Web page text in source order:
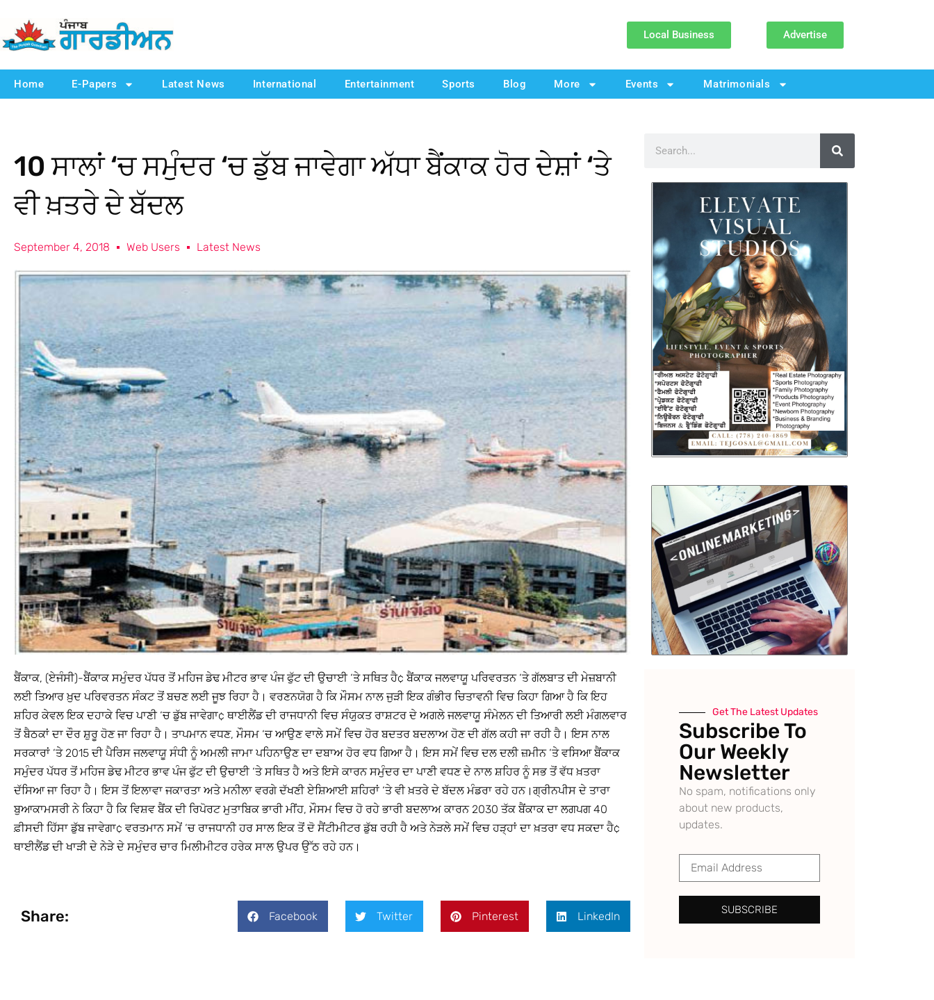
Local Business Advertise
Home E-Papers Latest News International Entertainment Sports Blog More Events Matrimonials
10 ਸਾਲਾਂ ‘ਚ ਸਮੁੰਦਰ ‘ਚ ਡੁੱਬ ਜਾਵੇਗਾ ਅੱਧਾ ਬੈਂਕਾਕ ਹੋਰ ਦੇਸ਼ਾਂ ‘ਤੇ
ਵੀ ਖ਼ਤਰੇ ਦੇ ਬੱਦਲ
September 4, 2018 Web Users Latest News
ਬੈਂਕਾਕ, (ਏਜੰਸੀ)-ਬੈਂਕਾਕ ਸਮੁੰਦਰ ਪੱਧਰ ਤੋਂ ਮਹਿਜ ਡੇਢ ਮੀਟਰ ਭਾਵ ਪੰਜ ਫੁੱਟ ਦੀ ਉਚਾਈ ‘ਤੇ ਸਥਿਤ ਹੈ¢ ਬੈਂਕਾਕ ਜਲਵਾਯੂ ਪਰਿਵਰਤਨ ‘ਤੇ ਗੱਲਬਾਤ ਦੀ ਮੇਜ਼ਬਾਨੀ
ਲਈ ਤਿਆਰ ਖ਼ੁਦ ਪਰਿਵਰਤਨ ਸੰਕਟ ਤੋਂ ਬਚਣ ਲਈ ਜੂਝ ਰਿਹਾ ਹੈ। ਵਰਣਨਯੋਗ ਹੈ ਕਿ ਮੌਸਮ ਨਾਲ ਜੁੜੀ ਇਕ ਗੰਭੀਰ ਚਿਤਾਵਨੀ ਵਿਚ ਕਿਹਾ ਗਿਆ ਹੈ ਕਿ ਇਹ
ਸ਼ਹਿਰ ਕੇਵਲ ਇਕ ਦਹਾਕੇ ਵਿਚ ਪਾਣੀ ‘ਚ ਡੁੱਬ ਜਾਵੇਗਾ¢ ਥਾਈਲੈਂਡ ਦੀ ਰਾਜਧਾਨੀ ਵਿਚ ਸੰਯੁਕਤ ਰਾਸ਼ਟਰ ਦੇ ਅਗਲੇ ਜਲਵਾਯੂ ਸੰਮੇਲਨ ਦੀ ਤਿਆਰੀ ਲਈ ਮੰਗਲਵਾਰ
ਤੋਂ ਬੈਠਕਾਂ ਦਾ ਦੌਰ ਸ਼ੁਰੂ ਹੋਣ ਜਾ ਰਿਹਾ ਹੈ। ਤਾਪਮਾਨ ਵਧਣ, ਮੌਸਮ ‘ਚ ਆਉਣ ਵਾਲੇ ਸਮੇਂ ਵਿਚ ਹੋਰ ਬਦਤਰ ਬਦਲਾਅ ਹੋਣ ਦੀ ਗੱਲ ਕਹੀ ਜਾ ਰਹੀ ਹੈ। ਇਸ ਨਾਲ
ਸਰਕਾਰਾਂ ‘ਤੇ 2015 ਦੀ ਪੈਰਿਸ ਜਲਵਾਯੂ ਸੰਧੀ ਨੂੰ ਅਮਲੀ ਜਾਮਾ ਪਹਿਨਾਉਣ ਦਾ ਦਬਾਅ ਹੋਰ ਵਧ ਗਿਆ ਹੈ। ਇਸ ਸਮੇਂ ਵਿਚ ਦਲ ਦਲੀ ਜ਼ਮੀਨ ‘ਤੇ ਵਸਿਆ ਬੈਂਕਾਕ
ਸਮੁੰਦਰ ਪੱਧਰ ਤੋਂ ਮਹਿਜ ਡੇਢ ਮੀਟਰ ਭਾਵ ਪੰਜ ਫੁੱਟ ਦੀ ਉਚਾਈ ‘ਤੇ ਸਥਿਤ ਹੈ ਅਤੇ ਇਸੇ ਕਾਰਨ ਸਮੁੰਦਰ ਦਾ ਪਾਣੀ ਵਧਣ ਦੇ ਨਾਲ ਸ਼ਹਿਰ ਨੂੰ ਸਭ ਤੋਂ ਵੱਧ ਖ਼ਤਰਾ
ਦੱਸਿਆ ਜਾ ਰਿਹਾ ਹੈ। ਇਸ ਤੋਂ ਇਲਾਵਾ ਜਕਾਰਤਾ ਅਤੇ ਮਨੀਲਾ ਵਰਗੇ ਦੱਖਣੀ ਏਸ਼ਿਆਈ ਸ਼ਹਿਰਾਂ ‘ਤੇ ਵੀ ਖ਼ਤਰੇ ਦੇ ਬੱਦਲ ਮੰਡਰਾ ਰਹੇ ਹਨ।ਗ੍ਰੀਨਪੀਸ ਦੇ ਤਾਰਾ
ਬੁਆਕਾਮਸਰੀ ਨੇ ਕਿਹਾ ਹੈ ਕਿ ਵਿਸ਼ਵ ਬੈਂਕ ਦੀ ਰਿਪੋਰਟ ਮੁਤਾਬਿਕ ਭਾਰੀ ਮੀਂਹ, ਮੌਸਮ ਵਿਚ ਹੋ ਰਹੇ ਭਾਰੀ ਬਦਲਾਅ ਕਾਰਨ 2030 ਤੱਕ ਬੈਂਕਾਕ ਦਾ ਲਗਪਗ 40
ਫ਼ੀਸਦੀ ਹਿੱਸਾ ਡੁੱਬ ਜਾਵੇਗਾ¢ ਵਰਤਮਾਨ ਸਮੇਂ ‘ਚ ਰਾਜਧਾਨੀ ਹਰ ਸਾਲ ਇਕ ਤੋਂ ਦੋ ਸੈਂਟੀਮੀਟਰ ਡੁੱਬ ਰਹੀ ਹੈ ਅਤੇ ਨੇੜਲੇ ਸਮੇਂ ਵਿਚ ਹੜ੍ਹਾਂ ਦਾ ਖ਼ਤਰਾ ਵਧ ਸਕਦਾ ਹੈ¢
ਥਾਈਲੈਂਡ ਦੀ ਖਾੜੀ ਦੇ ਨੇੜੇ ਦੇ ਸਮੁੰਦਰ ਚਾਰ ਮਿਲੀਮੀਟਰ ਹਰੇਕ ਸਾਲ ਉਪਰ ਉੱਠ ਰਹੇ ਹਨ।
Share: Facebook Twitter Pinterest LinkedIn
Get The Latest Updates
Subscribe To
Our Weekly
Newsletter
No spam, notifications only
about new products,
updates.
SUBSCRIBE